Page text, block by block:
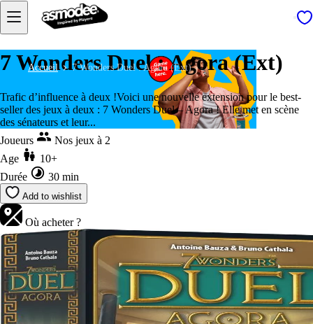
Accueil 7 Wonders Duel : Agora (Ext)
7 Wonders Duel : Agora (Ext)
Trafic d’influence à deux !Voici une nouvelle extension pour le best-
seller des jeux à deux : 7 Wonders Duel – Agora ! Elle met en scène
des sénateurs et leur...
Joueurs
Nos jeux à 2
Age
10+
Durée
30 min
Add to wishlist
Où acheter ?